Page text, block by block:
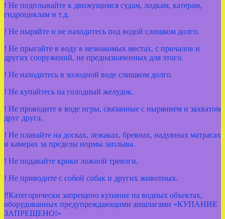
! Не подплывайте к движущимся судам, лодкам, катерам,
гидроциклам и т.д.
! Не ныряйте и не находитесь под водой слишком долго.
! Не прыгайте в воду в незнакомых местах, с причалов и
других сооружений, не предназначенных для этого.
! Не находитесь в холодной воде слишком долго.
! Не купайтесь на голодный желудок.
! Не проводите в воде игры, связанные с нырянием и захватом
друг друга.
! Не плавайте на досках, лежаках, бревнах, надувных матрасах
и камерах за пределы нормы заплыва.
! Не подавайте крики ложной тревоги.
! Не приводите с собой собак и других животных.
‼Категорически запрещено купание на водных объектах,
оборудованных предупреждающими аншлагами «КУПАНИЕ
ЗАПРЕЩЕНО!»